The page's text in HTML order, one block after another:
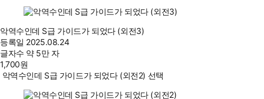
악역수인데 S급 가이드가 되었다 (외전3)
등록일 2025.08.24
글자수 약 5만 자
1,700원
악역수인데 S급 가이드가 되었다 (외전2) 선택